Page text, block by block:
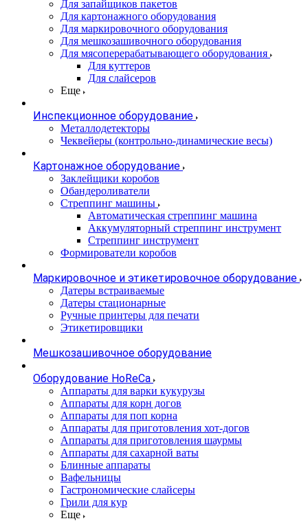
Для запайщиков пакетов
Для картонажного оборудования
Для маркировочного оборудования
Для мешкозашивочного оборудования
Для мясоперерабатывающего оборудования
Для куттеров
Для слайсеров
Еще
Инспекционное оборудование
Металлодетекторы
Чеквейеры (контрольно-динамические весы)
Картонажное оборудование
Заклейщики коробов
Обандероливатели
Стреппинг машины
Автоматическая стреппинг машина
Аккумуляторный стреппинг инструмент
Стреппинг инструмент
Формирователи коробов
Маркировочное и этикетировочное оборудование
Датеры встраиваемые
Датеры стационарные
Ручные принтеры для печати
Этикетировщики
Мешкозашивочное оборудование
Оборудование HoReCa
Аппараты для варки кукурузы
Аппараты для корн догов
Аппараты для поп корна
Аппараты для приготовления хот-догов
Аппараты для приготовления шаурмы
Аппараты для сахарной ваты
Блинные аппараты
Вафельницы
Гастрономические слайсеры
Грили для кур
Еще